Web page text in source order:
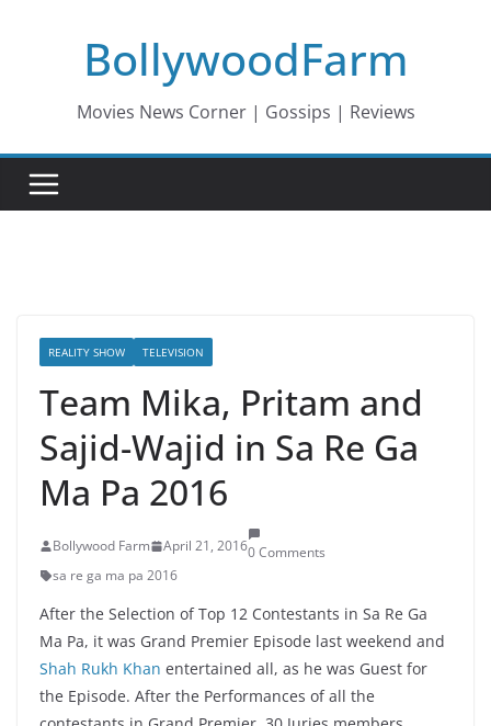
BollywoodFarm
Movies News Corner | Gossips | Reviews
REALITY SHOW TELEVISION
Team Mika, Pritam and
Sajid-Wajid in Sa Re Ga
Ma Pa 2016
Bollywood Farm April 21, 20160 Comments
sa re ga ma pa 2016
After the Selection of Top 12 Contestants in Sa Re Ga
Ma Pa, it was Grand Premier Episode last weekend and
Shah Rukh Khan entertained all, as he was Guest for
the Episode. After the Performances of all the